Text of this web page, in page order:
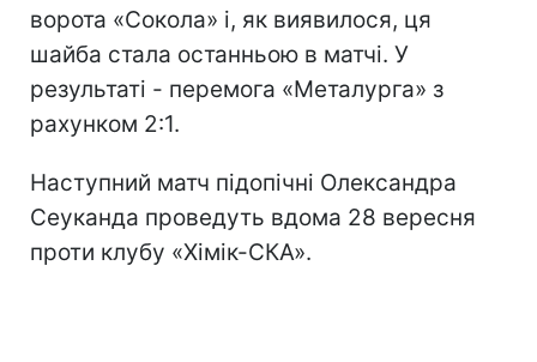
ворота «Сокола» і, як виявилося, ця
шайба стала останньою в матчі. У
результаті - перемога «Металурга» з
рахунком 2:1.
Наступний матч підопічні Олександра
Сеуканда проведуть вдома 28 вересня
проти клубу «Хімік-СКА».